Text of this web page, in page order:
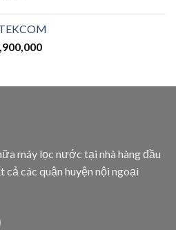
máy lọc nước tại nhà hàng đầu
các quận huyện nội ngoại